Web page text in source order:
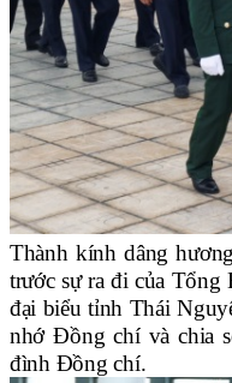
Thành kính dâng
trước sự ra đi của
đại biểu tỉnh Thái
nhớ Đồng chí và chia
đình Đồng chí.